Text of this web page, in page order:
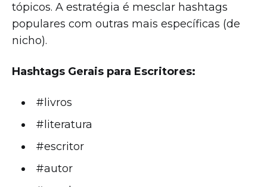
tópicos. A estratégia é mesclar hashtags
populares com outras mais específicas (de
nicho).
Hashtags Gerais para Escritores:
#livros
#literatura
#escritor
#autor